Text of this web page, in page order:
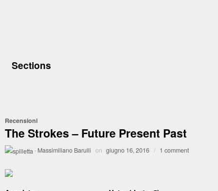
Sections
Recensioni
The Strokes – Future Present Past
· Massimiliano Barulli on giugno 16, 2016 / 1 comment